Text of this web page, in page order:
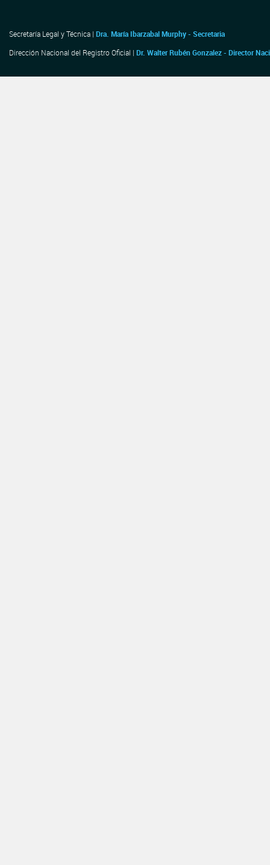
Secretaría Legal y Técnica | Dra. María Ibarzabal Murphy - Secretaria
Dirección Nacional del Registro Oficial | Dr. Walter Rubén Gonzalez - Director